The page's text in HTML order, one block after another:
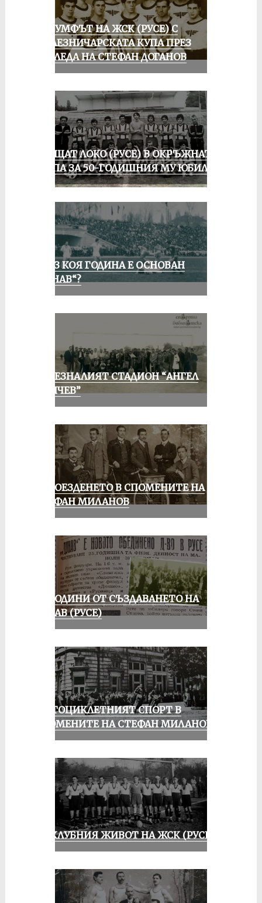
ТРИУМФЪТ НА ЖСК (РУСЕ) С
ЖЕЛЕЗНИЧАРСКАТА КУПА ПРЕЗ
ПОГЛЕДА НА СТЕФАН ДОГАНОВ
ПРАЩАТ ЛОКО (РУСЕ) В ОКРЪЖНАТА
ГРУПА ЗА 50-ГОДИШНИЯ МУ ЮБИЛЕЙ
ПРЕЗ КОЯ ГОДИНА Е ОСНОВАН
„ДУНАВ“?
ИЗЧЕЗНАЛИЯТ СТАДИОН “АНГЕЛ
КЪНЧЕВ”
КОЛОЕЗДЕНЕТО В СПОМЕНИТЕ НА
СТЕФАН МИЛАНОВ
70 ГОДИНИ ОТ СЪЗДАВАНЕТО НА
ДУНАВ (РУСЕ)
МОТОЦИКЛЕТНИЯТ СПОРТ В
СПОМЕНИТЕ НА СТЕФАН МИЛАНОВ
ИЗ КЛУБНИЯ ЖИВОТ НА ЖСК (РУСЕ)